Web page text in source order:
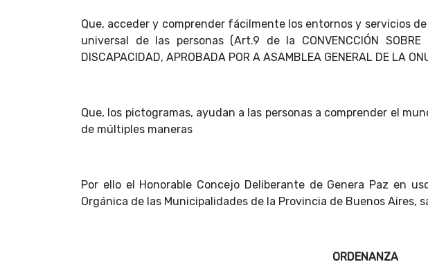
Que, acceder y comprender fácilmente los entornos y servicios
universal de las personas (Art.9 de la CONVENCCIÓN SOBRE
DISCAPACIDAD, APROBADA POR A ASAMBLEA GENERAL DE LA
Que, los pictogramas, ayudan a las personas a comprender el
de múltiples maneras
Por ello el Honorable Concejo Deliberante de Genera Paz en
Orgánica de las Municipalidades de la Provincia de Buenos Aires,
ORDENANZA